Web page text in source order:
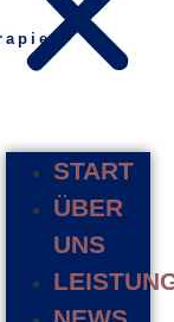
START
ÜBER
UNS